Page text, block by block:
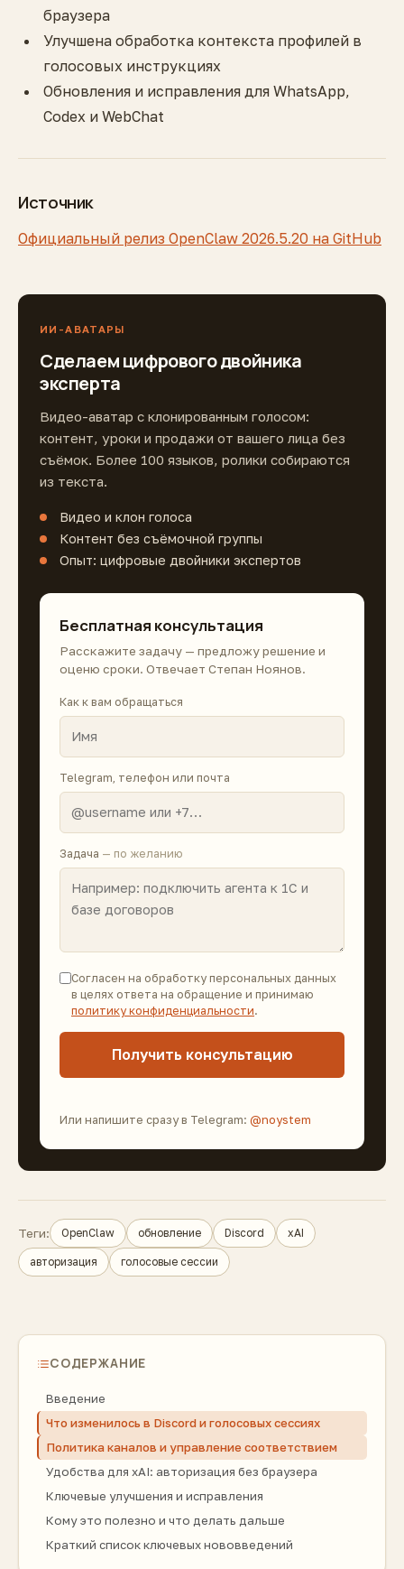
браузера
Улучшена обработка контекста профилей в
голосовых инструкциях
Обновления и исправления для WhatsApp,
Codex и WebChat
Источник
Официальный релиз OpenClaw 2026.5.20 на GitHub
ИИ-АВАТАРЫ
Сделаем цифрового двойника
эксперта
Видео-аватар с клонированным голосом:
контент, уроки и продажи от вашего лица без
съёмок. Более 100 языков, ролики собираются
из текста.
Видео и клон голоса
Контент без съёмочной группы
Опыт: цифровые двойники экспертов
Бесплатная консультация
Расскажите задачу — предложу решение и
оценю сроки. Отвечает Степан Ноянов.
Как к вам обращаться
Telegram, телефон или почта
Задача — по желанию
Согласен на обработку персональных данных
в целях ответа на обращение и принимаю
политику конфиденциальности.
Получить консультацию
Или напишите сразу в Telegram: @noystem
Теги: OpenClaw обновление Discord xAI
авторизация голосовые сессии
СОДЕРЖАНИЕ
Введение
Что изменилось в Discord и голосовых сессиях
Политика каналов и управление соответствием
Удобства для xAI: авторизация без браузера
Ключевые улучшения и исправления
Кому это полезно и что делать дальше
Краткий список ключевых нововведений